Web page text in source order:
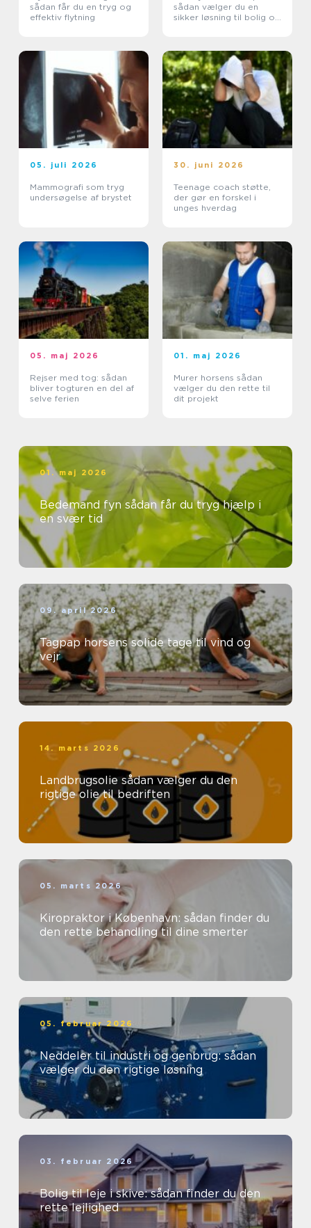
sådan får du en tryg og
effektiv flytning
sådan vælger du en
sikker løsning til bolig og
05. juli 2026
Mammografi som tryg
undersøgelse af brystet
30. juni 2026
Teenage coach støtte,
der gør en forskel i
unges hverdag
05. maj 2026
Rejser med tog: sådan
bliver togturen en del af
selve ferien
01. maj 2026
Murer horsens sådan
vælger du den rette til
dit projekt
01. maj 2026
Bedemand fyn sådan får du tryg hjælp i
en svær tid
09. april 2026
Tagpap horsens solide tage til vind og
vejr
14. marts 2026
Landbrugsolie sådan vælger du den
rigtige olie til bedriften
05. marts 2026
Kiropraktor i København: sådan finder du
den rette behandling til dine smerter
05. februar 2026
Neddeler til industri og genbrug: sådan
vælger du den rigtige løsning
03. februar 2026
Bolig til leje i skive: sådan finder du den
rette lejlighed